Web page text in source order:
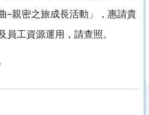
~親密之旅成長活動」，惠請貴
員工資源運用，請查照。